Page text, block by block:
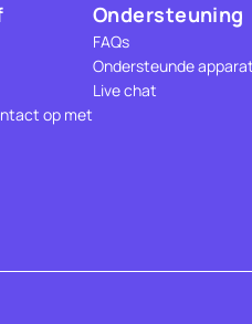
op met
Ondersteuning
FAQs
Ondersteunde
Live chat